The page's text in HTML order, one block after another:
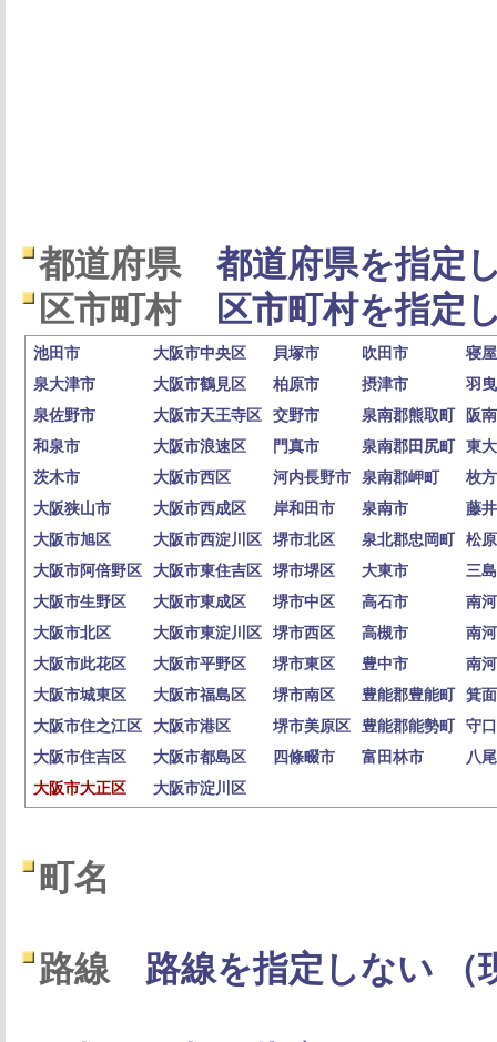
都道府県
都道府県を指定
区市町村
区市町村を指定
池田市 大阪市中央区 貝塚市 吹田市
寝
泉大津市
大阪市鶴見区 柏原市 摂津市
羽
泉佐野市
大阪市天王寺区 交野市 泉南郡熊取町
阪
和泉市
大阪市浪速区 門真市 泉南郡田尻町
東
茨木市
大阪市西区 河内長野市 泉南郡岬町
枚
大阪狭山市
大阪市西成区 岸和田市 泉南市
藤
大阪市旭区
大阪市西淀川区 堺市北区 泉北郡忠岡町
松
大阪市阿倍野区
大阪市東住吉区 堺市堺区 大東市
三
大阪市生野区
大阪市東成区 堺市中区 高石市
南
大阪市北区
大阪市東淀川区 堺市西区 高槻市
南
大阪市此花区
大阪市平野区 堺市東区 豊中市
南
大阪市城東区
大阪市福島区 堺市南区 豊能郡豊能町
箕
大阪市住之江区
大阪市港区 堺市美原区 豊能郡能勢町
守
大阪市住吉区
大阪市都島区 四條畷市 富田林市
八
大阪市大正区
大阪市淀川区
町名
路線 路線を指定しない （